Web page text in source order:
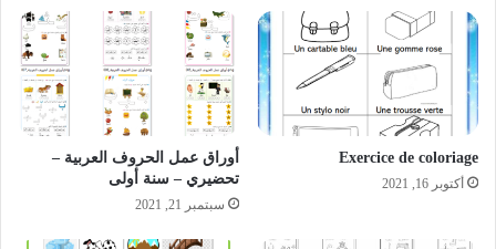
Exercice de coloriage
أكتوبر 16, 2021
أوراق عمل الحروف العربية –
تحضيري – سنة أولى
سبتمبر 21, 2021